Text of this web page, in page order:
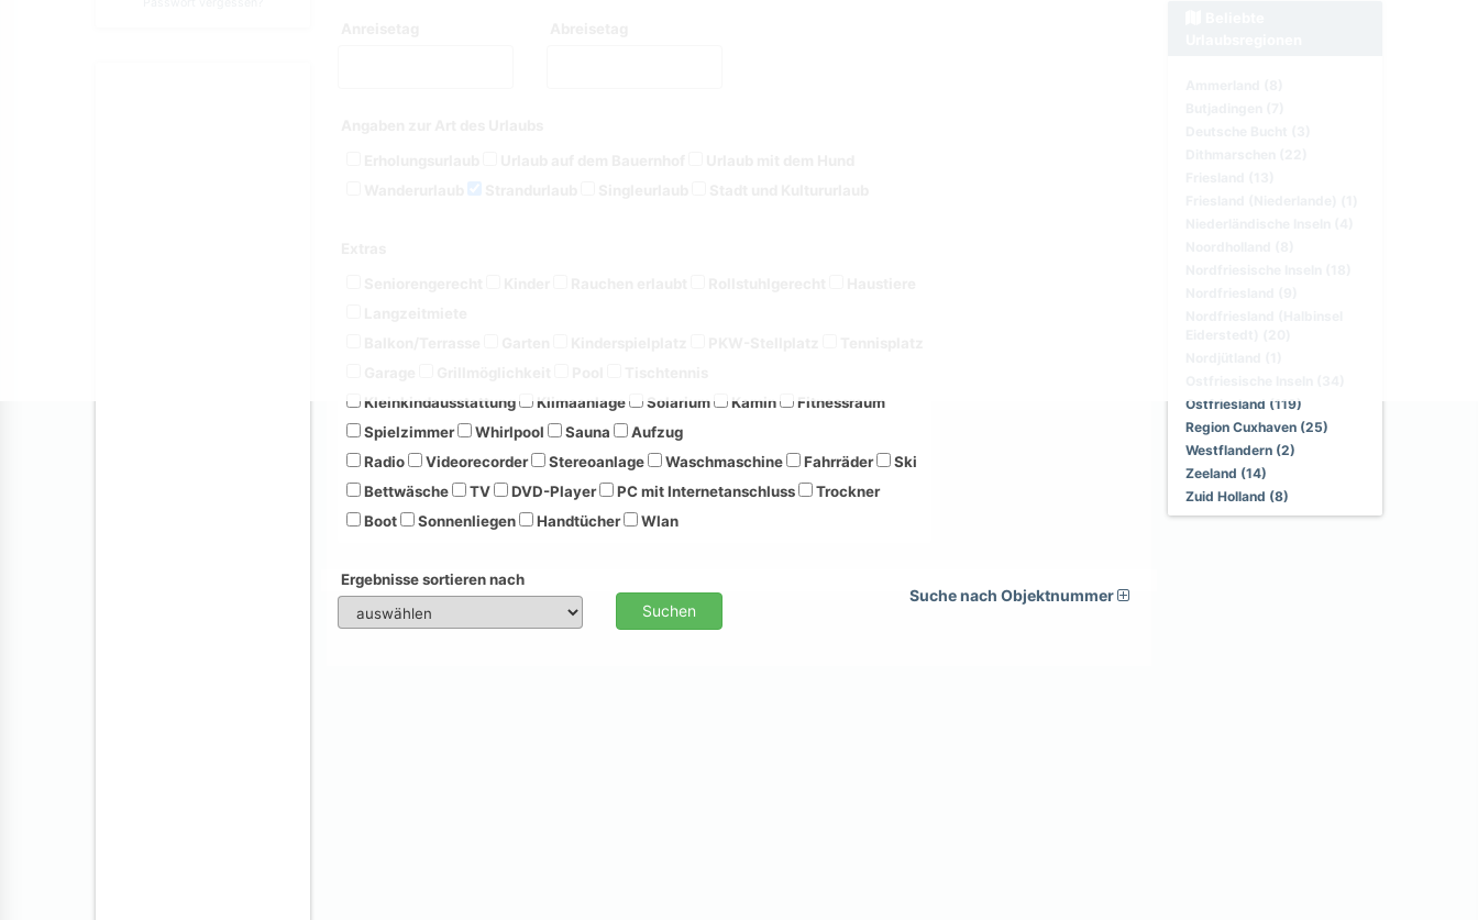
Kleinkindausstattung
Klimaanlage Solarium Kamin
Fitnessraum
Spielzimmer
Whirlpool Sauna
Aufzug
Radio
Videorecorder Stereoanlage Waschmaschine Fahrräder
Ski
Bettwäsche
TV DVD-Player PC mit Internetanschluss
Trockner
Boot
Sonnenliegen Handtücher Wlan
Ergebnisse sortieren nach
Suchen
Suche nach Objektnummer
Ostfriesland (119)
Region Cuxhaven (25)
Westflandern (2)
Zeeland (14)
Zuid Holland (8)